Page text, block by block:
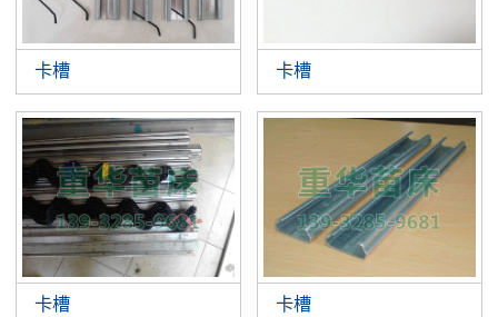
卡槽 卡槽
卡槽 卡槽